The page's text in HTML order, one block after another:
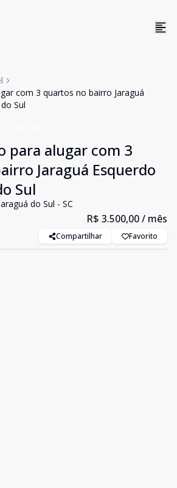
com 3 quartos no bairro Jaraguá
Sul
para alugar com 3
Jaraguá Esquerdo
Sul
do Sul - SC
R$ 3.500,00/ mês
Compartilhar Favorito